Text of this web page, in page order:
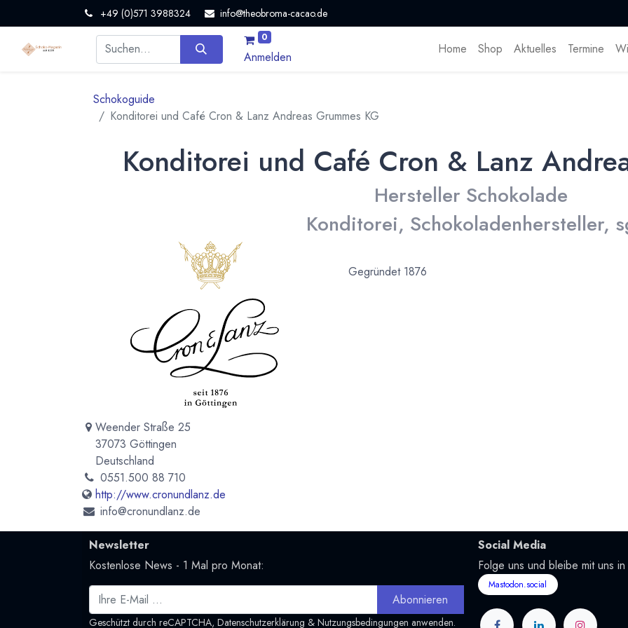
+49 (0)571 3988324 info@theobroma-cacao.de
0
Anmelden
Home Shop Aktuelles Termine
Schokoguide
Konditorei und Café Cron & Lanz Andreas Grummes KG
Konditorei und Café Cron & Lanz
Hersteller Schokolade
Konditorei, Schokoladenhersteller,
Weender Straße 25
37073 Göttingen
Deutschland
0551.500 88 710
http://www.cronundlanz.de
info@cronundlanz.de
Gegründet 1876
Newsletter
Kostenlose News - 1 Mal pro Monat:
Abonnieren
Geschützt durch reCAPTCHA, Datenschutzerklärung & Nutzungsbedingungen anwenden.
Social Media
Folge uns und bleibe mit uns in
Mastodon.social